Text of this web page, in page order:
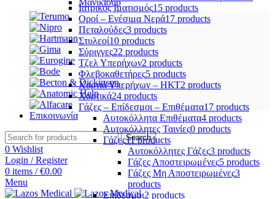
Επικοινωνία
Search
0 Wishlist
Login / Register
0 items / €0.00
Menu
Ιατρικός Ιματισμός15 products
Οροί – Ενέσιμα Νερά17 products
Πεταλούδες3 products
Στυλεοί10 products
Σύριγγες22 products
Τζελ Υπερήχων2 products
Φλεβοκαθετήρες5 products
Χαρτιά Υπερήχων – ΗΚΤ2 products
Χαρτικά24 products
Γάζες – Επίδεσμοι – Επιθέματα17 products
Αυτοκόλλητα Επιθέματα4 products
Αυτοκόλλητες Ταινίες0 products
Γάζες11 products
Αυτοκόλλητες Γάζες3 products
Γάζες Αποστειρωμένες5 products
Γάζες Μη Αποστειρωμένες3
products
Επίδεσμοι2 products